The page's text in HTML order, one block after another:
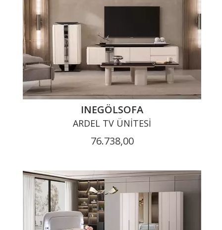
INEGÖLSOFA
ARDEL TV ÜNITESI
76.738,00